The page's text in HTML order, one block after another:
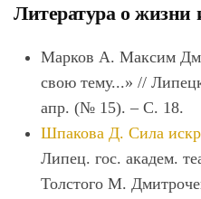
Литература о жизни
Марков А. Максим
свою тему...» //
апр. (№ 15). ‒ С. 18.
Шпакова Д. Сила
Липец. гос. академ.
Толстого М.